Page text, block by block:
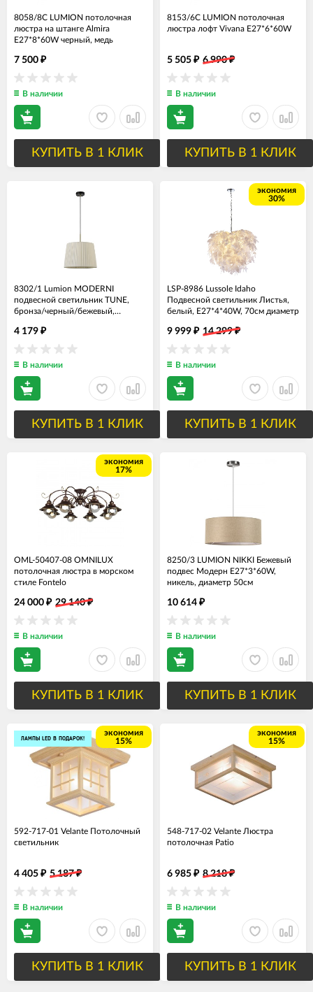
8058/8C LUMION потолочная
люстра на штанге Almira
E27*8*60W черный, медь
7 500 ₽
В наличии
КУПИТЬ В 1 КЛИК
8153/6C LUMION потолочная
люстра лофт Vivana E27*6*60W
5 505 ₽ 6 990₽
В наличии
КУПИТЬ В 1 КЛИК
8302/1 Lumion MODERNI
подвесной светильник TUNE,
бронза/черный/бежевый,
4 179 ₽
В наличии
КУПИТЬ В 1 КЛИК
экономия
30%
LSP-8986 Lussole Idaho
Подвесной светильник Листья,
белый, E27*4*40W, 70см диаметр
9 999 ₽ 14 299₽
В наличии
КУПИТЬ В 1 КЛИК
экономия
17%
OML-50407-08 OMNILUX
потолочная люстра в морском
стиле Fontelo
24 000 ₽ 29 140₽
В наличии
КУПИТЬ В 1 КЛИК
8250/3 LUMION NIKKI Бежевый
подвес Модерн Е27*3*60W,
никель, диаметр 50см
10 614 ₽
В наличии
КУПИТЬ В 1 КЛИК
ЛАМПЫ LED В ПОДАРОК!
экономия
15%
592-717-01 Velante Потолочный
светильник
4 405 ₽ 5 187₽
В наличии
КУПИТЬ В 1 КЛИК
экономия
15%
548-717-02 Velante Люстра
потолочная Patio
6 985 ₽ 8 218₽
В наличии
КУПИТЬ В 1 КЛИК